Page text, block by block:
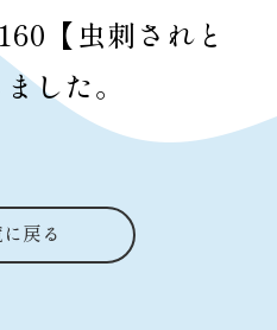
【虫刺されと
した。
戻る